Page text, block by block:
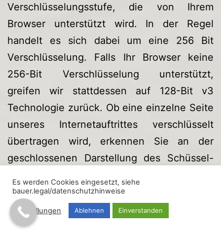
Verschlüsselungsstufe, die von Ihrem
Browser unterstützt wird. In der Regel
handelt es sich dabei um eine 256 Bit
Verschlüsselung. Falls Ihr Browser keine
256-Bit Verschlüsselung unterstützt,
greifen wir stattdessen auf 128-Bit v3
Technologie zurück. Ob eine einzelne Seite
unseres Internetauftrittes verschlüsselt
übertragen wird, erkennen Sie an der
geschlossenen Darstellung des Schüssel-
unteren Statusleiste Ihres Browsers.
Wir bedienen uns im Übrigen geeigneter
technischer und organisatorischer
Es werden Cookies eingesetzt, siehe
bauer.legal/datenschutzhinweise
Einstellungen Ablehnen Einverstanden